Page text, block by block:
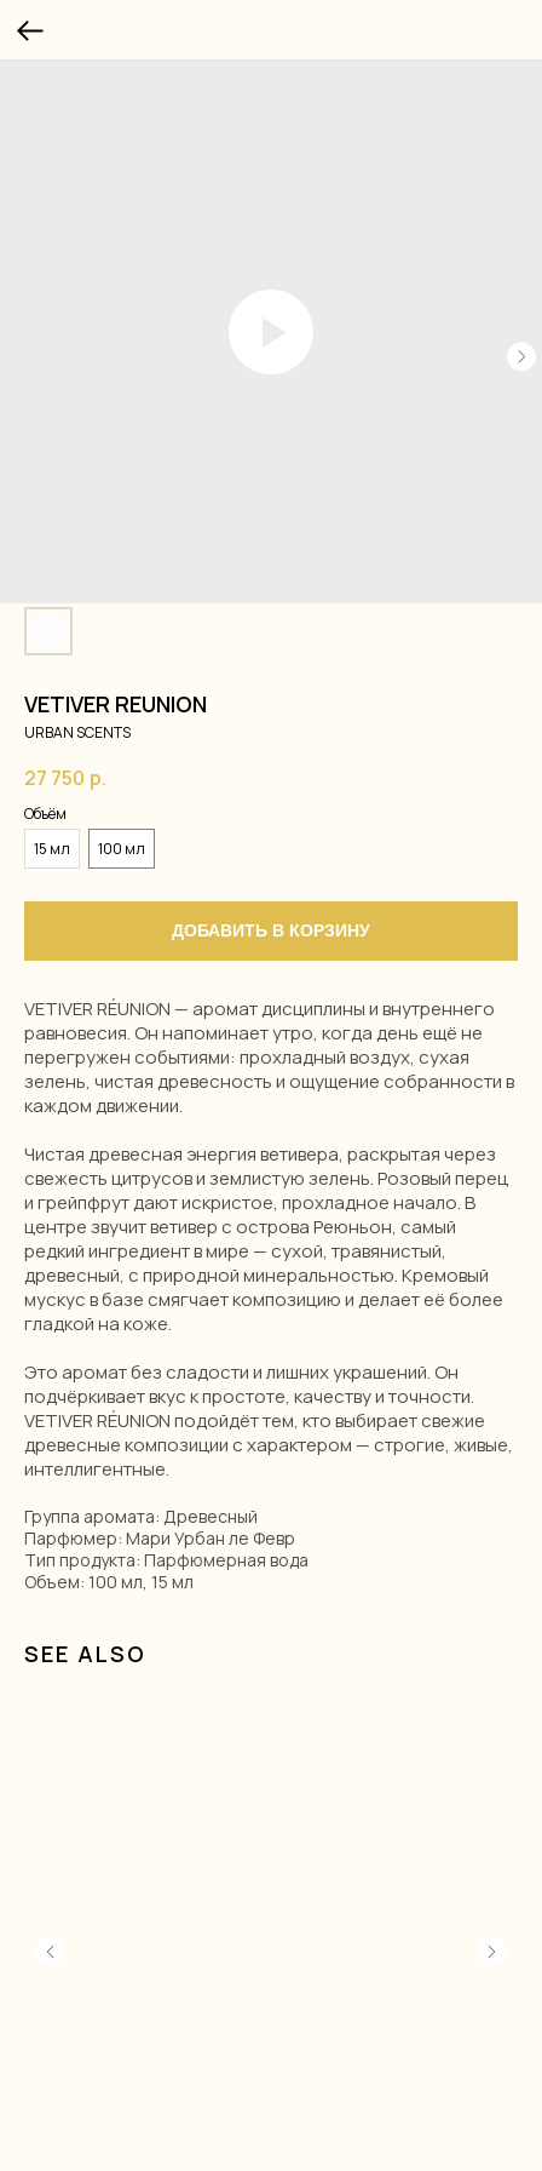
VETIVER REUNION
URBAN SCENTS
27 750 р.
Объём
15 мл
100 мл
ДОБАВИТЬ В КОРЗИНУ
VETIVER RÉUNION — аромат дисциплины и внутреннего
равновесия. Он напоминает утро, когда день ещё не
перегружен событиями: прохладный воздух, сухая
зелень, чистая древесность и ощущение собранности в
каждом движении.
Чистая древесная энергия ветивера, раскрытая через
свежесть цитрусов и землистую зелень. Розовый перец
и грейпфрут дают искристое, прохладное начало. В
центре звучит ветивер с острова Реюньон, самый
редкий ингредиент в мире — сухой, травянистый,
древесный, с природной минеральностью. Кремовый
мускус в базе смягчает композицию и делает её более
гладкой на коже.
Это аромат без сладости и лишних украшений. Он
подчёркивает вкус к простоте, качеству и точности.
VETIVER RÉUNION подойдёт тем, кто выбирает свежие
древесные композиции с характером — строгие, живые,
интеллигентные.
Группа аромата: Древесный
Парфюмер: Мари Урбан ле Февр
Тип продукта: Парфюмерная вода
Объем: 100 мл, 15 мл
SEE ALSO